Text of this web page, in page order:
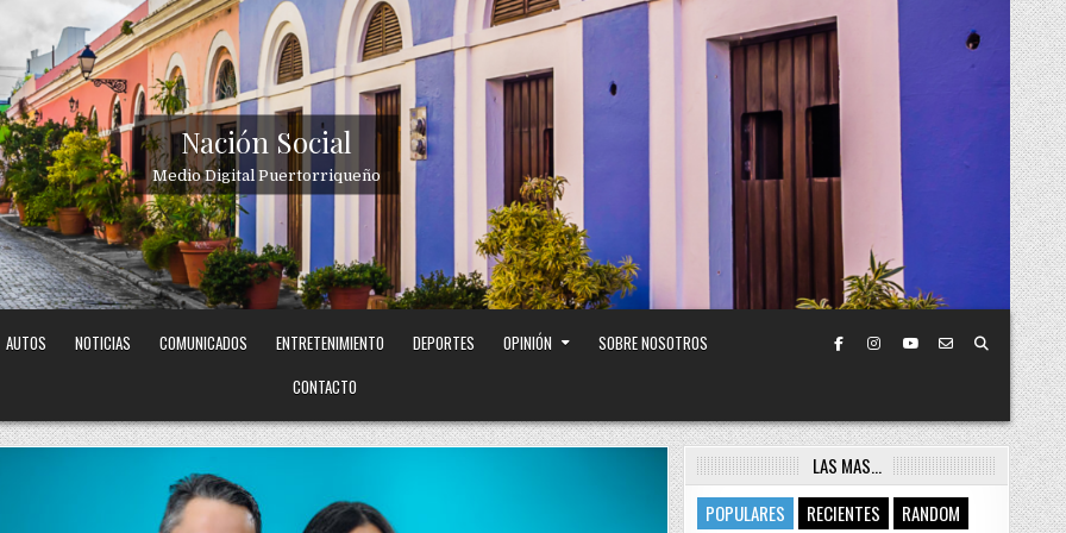
Nación Social
Medio Digital Puertorriqueño
AUTOS NOTICIAS COMUNICADOS ENTRETENIMIENTO DEPORTES OPINIÓN
SOBRE NOSOTROS
CONTACTO
LAS MAS…
POPULARES
RECIENTES RANDOM